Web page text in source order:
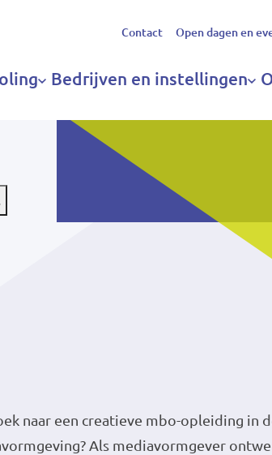
Secundair
menu
Contact Open dagen en
Bedrijven en instellingen
naar een creatieve mbo-opleiding in
Als mediavormgever